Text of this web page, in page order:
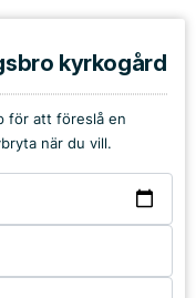
kyrkogård
för att föreslå en
när du vill.